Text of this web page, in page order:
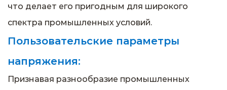
что делает его пригодным для широкого
спектра промышленных условий.
Пользовательские параметры
напряжения:
Признавая разнообразие промышленных